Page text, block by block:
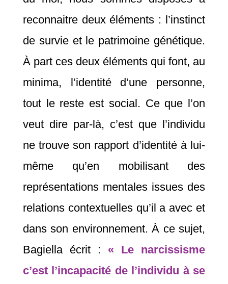
reconnaitre deux éléments : l’instinct
de survie et le patrimoine génétique.
À part ces deux éléments qui font, au
minima, l’identité d’une personne,
tout le reste est social. Ce que l’on
veut dire par-là, c’est que l’individu
ne trouve son rapport d’identité à lui-
même qu’en mobilisant des
représentations mentales issues des
relations contextuelles qu’il a avec et
dans son environnement. À ce sujet,
Bagiella écrit : « Le narcissisme
c’est l’incapacité de l’individu à se